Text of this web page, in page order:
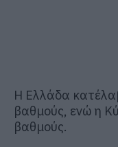
Η Ελλάδα
βαθμούς, ενώ η
βαθμούς.